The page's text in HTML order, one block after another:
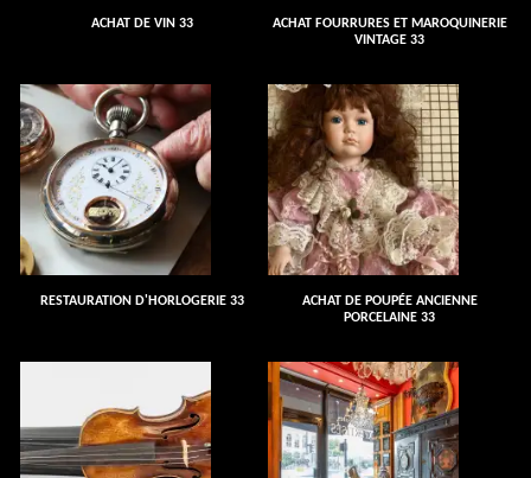
ACHAT DE VIN 33
ACHAT FOURRURES ET MAROQUINERIE
VINTAGE 33
RESTAURATION D'HORLOGERIE 33
ACHAT DE POUPÉE ANCIENNE
PORCELAINE 33